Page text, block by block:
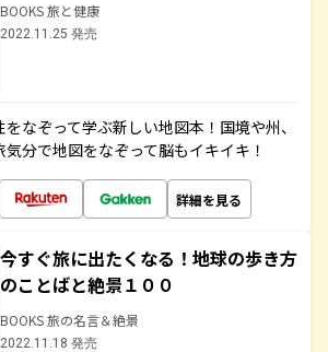
BOOKS 旅と健康
2022.11.25 発売
なぞって学ぶ新しい地図本！国境や州、
分で地図をなぞって脳もイキイキ！
詳細を見る
今すぐ旅に出たくなる！地球の歩き方
のことばと絶景１００
BOOKS 旅の名言＆絶景
2022.11.18 発売